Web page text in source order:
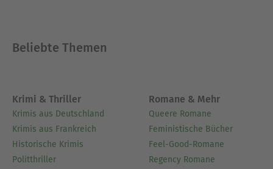
Beliebte Themen
Krimi & Thriller
Krimis aus Deutschland
Krimis aus Frankreich
Historische Krimis
Politthriller
Romane & Mehr
Queere Romane
Feministische Bücher
Feel-Good-Romane
Regency Romane